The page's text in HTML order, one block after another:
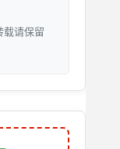
载请保留